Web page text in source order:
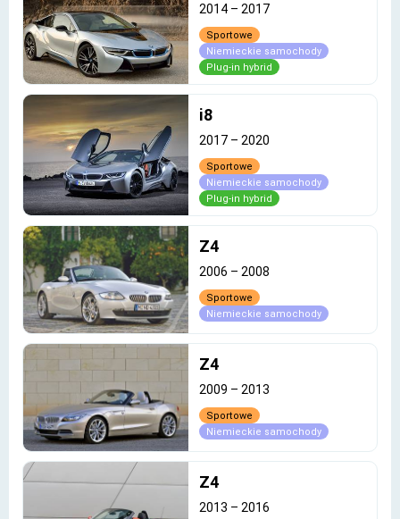
2014 – 2017
Sportowe
Niemieckie samochody
Plug-in hybrid
i8
2017 – 2020
Sportowe
Niemieckie samochody
Plug-in hybrid
Z4
2006 – 2008
Sportowe
Niemieckie samochody
Z4
2009 – 2013
Sportowe
Niemieckie samochody
Z4
2013 – 2016